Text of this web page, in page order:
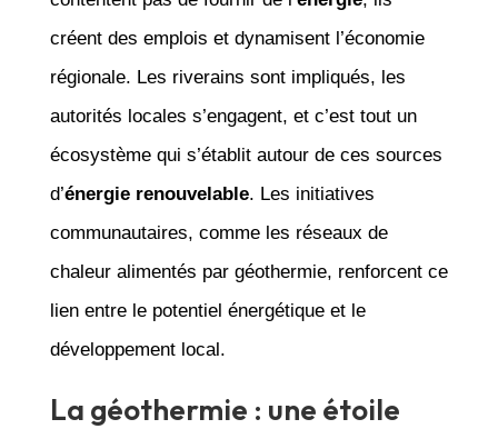
créent des emplois et dynamisent l’économie
régionale. Les riverains sont impliqués, les
autorités locales s’engagent, et c’est tout un
écosystème qui s’établit autour de ces sources
d’énergie renouvelable. Les initiatives
communautaires, comme les réseaux de
chaleur alimentés par géothermie, renforcent ce
lien entre le potentiel énergétique et le
développement local.
La géothermie : une étoile